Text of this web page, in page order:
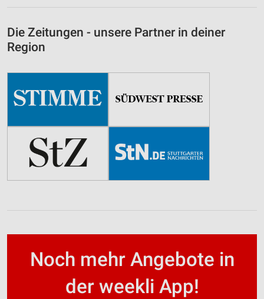
Die Zeitungen - unsere Partner in deiner
Region
Noch mehr Angebote in
der weekli App!